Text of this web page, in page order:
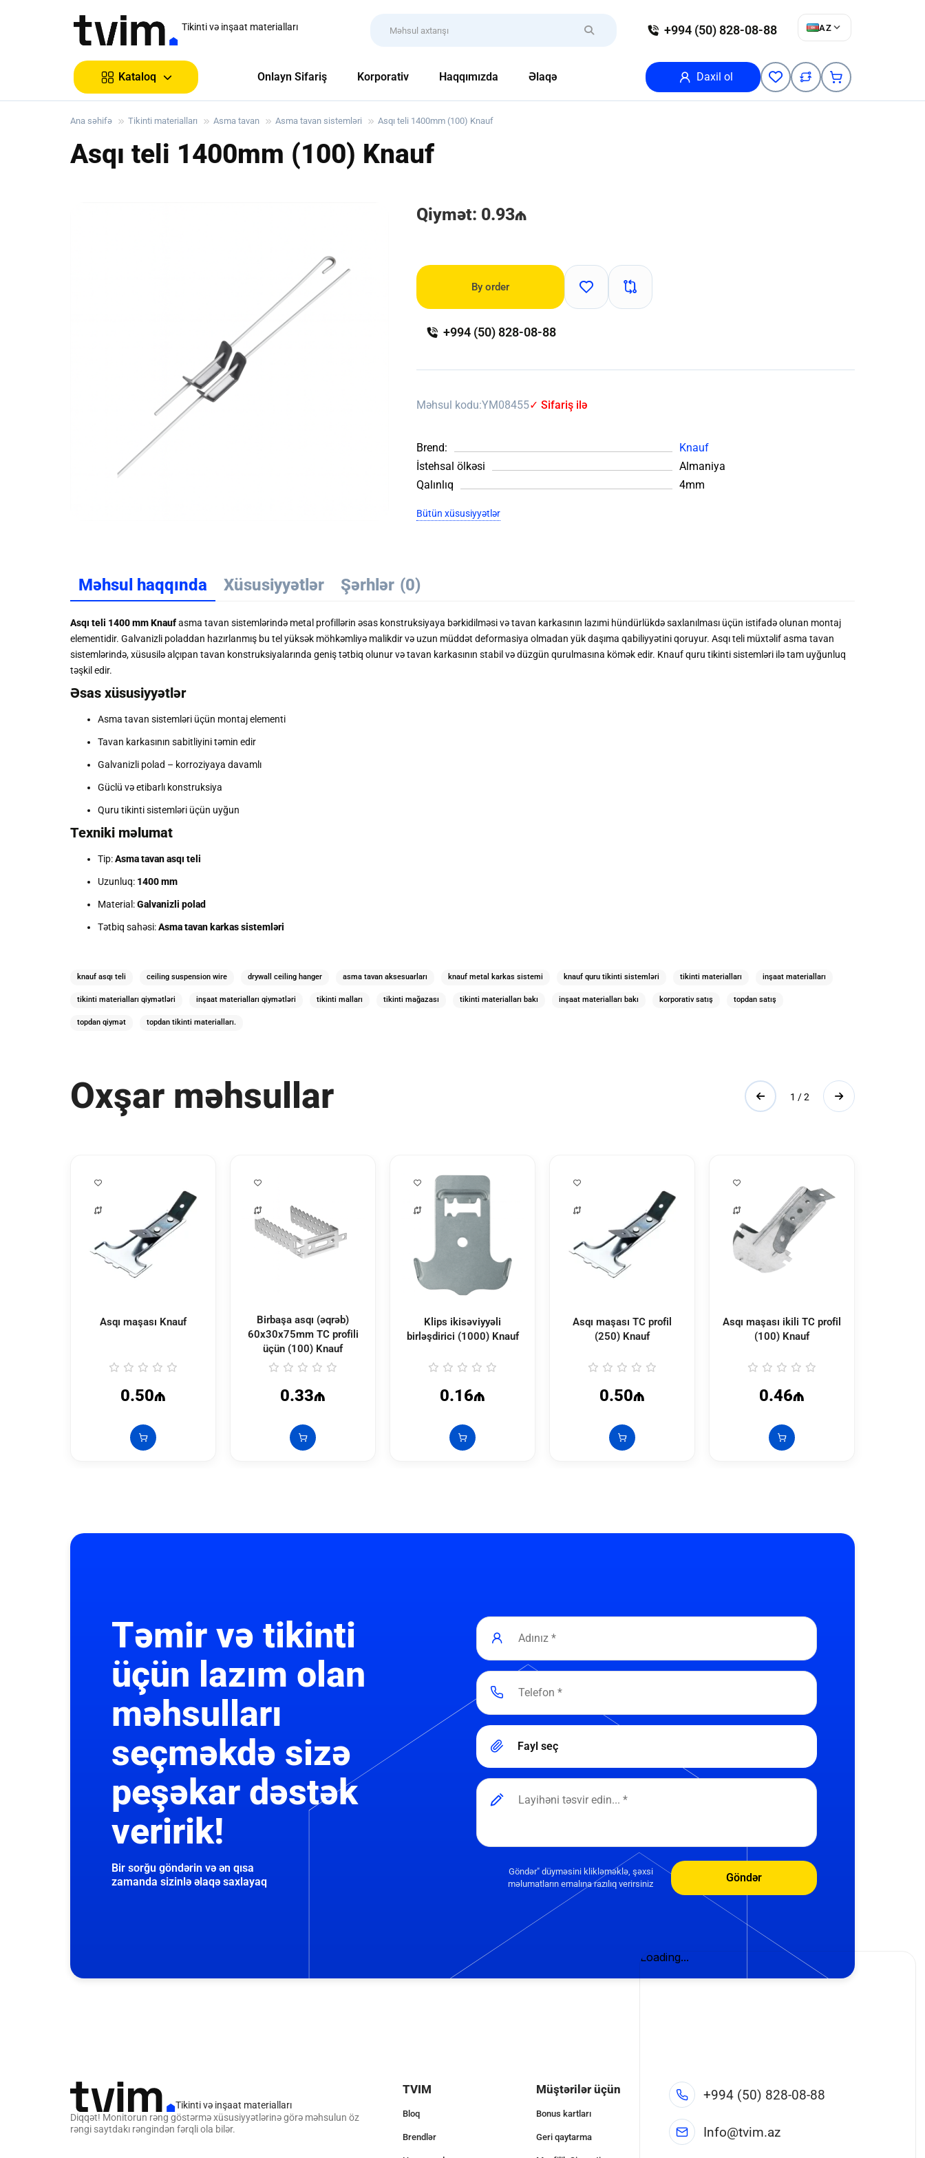
Tikinti və inşaat materialları +994 (50) 828-08-88 AZ
Kataloq Onlayn Sifariş Korporativ Haqqımızda Əlaqə Daxil ol
Ana səhifə Tikinti materialları Asma tavan Asma tavan sistemləri Asqı teli 1400mm (100) Knauf
Asqı teli 1400mm (100) Knauf
Qiymət: 0.93₼
By order
+994 (50) 828-08-88
Məhsul kodu:YM08455✓ Sifariş ilə
Brend:
Knauf
İstehsal ölkəsi
Almaniya
Qalınlıq
4mm
Bütün xüsusiyyətlər
Məhsul haqqında Xüsusiyyətlər Şərhlər (0)
Asqı teli 1400 mm Knaufasma tavan sistemlərində metal profillərin əsas konstruksiyaya bərkidilməsi və tavan karkasının lazımi hündürlükdə saxlanılması üçün istifadə olunan montaj
elementidir. Galvanizli poladdan hazırlanmış bu tel yüksək möhkəmliyə malikdir və uzun müddət deformasiya olmadan yük daşıma qabiliyyətini qoruyur. Asqı teli müxtəlif asma tavan
sistemlərində, xüsusilə alçıpan tavan konstruksiyalarında geniş tətbiq olunur və tavan karkasının stabil və düzgün qurulmasına kömək edir. Knauf quru tikinti sistemləri ilə tam uyğunluq
təşkil edir.
Əsas xüsusiyyətlər
Asma tavan sistemləri üçün montaj elementi
Tavan karkasının sabitliyini təmin edir
Galvanizli polad – korroziyaya davamlı
Güclü və etibarlı konstruksiya
Quru tikinti sistemləri üçün uyğun
Texniki məlumat
Tip:Asma tavan asqı teli
Uzunluq: 1400 mm
Material:Galvanizli polad
Tətbiq sahəsi:Asma tavan karkas sistemləri
knauf asqı teli ceiling suspension wire drywall ceiling hanger asma tavan aksesuarları knauf metal karkas sistemi knauf quru tikinti sistemləri tikinti materialları inşaat materialları
tikinti materialları qiymətləri inşaat materialları qiymətləri tikinti malları tikinti mağazası tikinti materialları bakı inşaat materialları bakı korporativ satış topdan satış
topdan qiymət topdan tikinti materialları.
Oxşar məhsullar
Asqı maşası Knauf
0.50₼
Birbaşa asqı (əqrəb)
60x30x75mm TC profili
üçün (100) Knauf
0.33₼
Klips ikisəviyyəli
birləşdirici (1000) Knauf
0.16₼
Asqı maşası TC profil
(250) Knauf
0.50₼
Asqı maşası ikili TC profil
(100) Knauf
0.46₼
1 / 2
Təmir və tikinti
üçün lazım olan
məhsulları
seçməkdə sizə
peşəkar dəstək
veririk!
Bir sorğu göndərin və ən qısa
zamanda sizinlə əlaqə saxlayaq
Fayl seç
Göndər" düyməsini klikləməklə, şəxsi
məlumatların emalına razılıq verirsiniz
Göndər
Tikinti və inşaat materialları
Diqqət! Monitorun rəng göstərmə xüsusiyyətlərinə görə məhsulun öz
rəngi saytdakı rəngindən fərqli ola bilər.
TVIM
Bloq
Brendlər
Müştərilər üçün
Bonus kartları
Geri qaytarma
+994 (50) 828-08-88
Info@tvim.az